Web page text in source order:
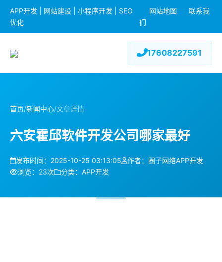
APP开发 | 网站建设 | 小程序开发 | SEO
优化
网站地图
联系我
们
17608227591
首页/新闻中心/文章详情
六安霍邱软件开发公司哪家最好
发布时间：2025-10-25 03:13:05
作者：圈子网络APP开发
浏览：23次
分类：APP开发